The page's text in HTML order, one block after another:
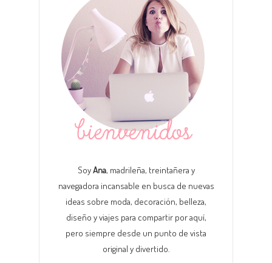
SoyAna, madrileña, treintañera y
navegadora incansable en busca de nuevas
ideas sobre moda, decoración, belleza,
diseño y viajes para compartir por aquí,
pero siempre desde un punto de vista
original y divertido.